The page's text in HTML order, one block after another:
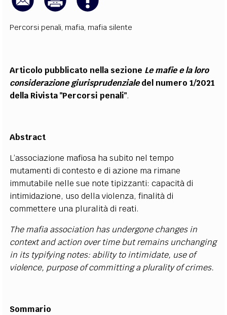
Percorsi penali, mafia, mafia silente
Articolo pubblicato nella sezione Le mafie e la loro
considerazione giurisprudenzialedel numero 1/2021
della Rivista "Percorsi penali".
Abstract
L’associazione mafiosa ha subito nel tempo
mutamenti di contesto e di azione ma rimane
immutabile nelle sue note tipizzanti: capacità di
intimidazione, uso della violenza, finalità di
commettere una pluralità di reati.
The mafia association has undergone changes in
context and action over time but remains unchanging
in its typifying notes: ability to intimidate, use of
violence, purpose of committing a plurality of crimes.
Sommario